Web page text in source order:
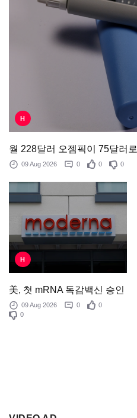
H
월 228달러 오젬픽이 75달러로
09 Aug 2026 0 0 0
H
美, 첫 mRNA 독감백신 승인
09 Aug 2026 0
0
0